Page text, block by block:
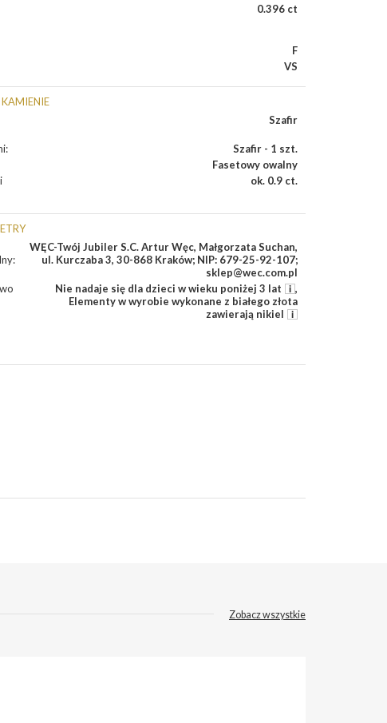
0.396 ct
F
VS
Szafir
:
Szafir - 1 szt.
Fasetowy owalny
ok. 0.9 ct.
:
WĘC-Twój Jubiler S.C. Artur Węc, Małgorzata Suchan,
ul. Kurczaba 3, 30-868 Kraków; NIP: 679-25-92-107;
sklep@wec.com.pl
Nie nadaje się dla dzieci w wieku poniżej 3 lat
,
Elementy w wyrobie wykonane z białego złota
zawierają nikiel
Zobacz wszystkie